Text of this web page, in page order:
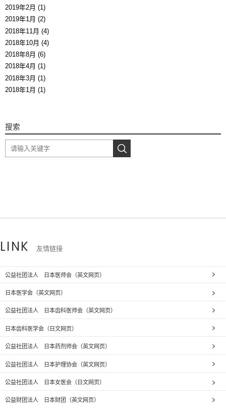
2019年2月 (1)
2019年1月 (2)
2018年11月 (4)
2018年10月 (4)
2018年8月 (6)
2018年4月 (1)
2018年3月 (1)
2018年1月 (1)
搜索
LINK 友情链接
公益社团法人 日本医师会（英文网页）
日本医学会（英文网页）
公益社团法人 日本齿科医师会（英文网页）
日本齿科医学会（日文网页）
公益社团法人 日本药剂师会（英文网页）
公益社团法人 日本护理协会（英文网页）
公益社团法人 日本女医会（日文网页）
公益财团法人 日本财团（英文网页）